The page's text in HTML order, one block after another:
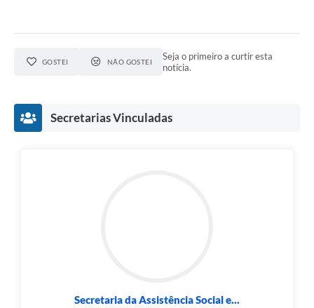
GOSTEI NÃO GOSTEI
Seja o primeiro a curtir esta
notícia.
Secretarias Vinculadas
Secretaria da Assistência Social e...